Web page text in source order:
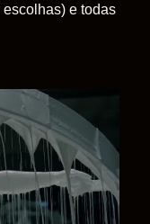
e todas